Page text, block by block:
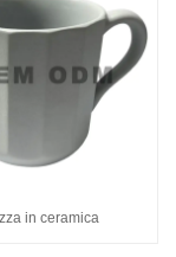
in ceramica